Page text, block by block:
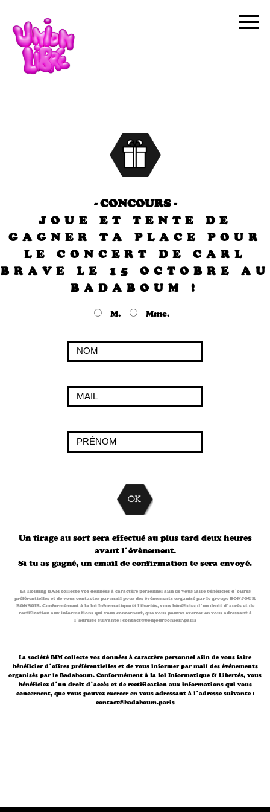
- CONCOURS -
JOUE ET TENTE DE
GAGNER TA PLACE POUR
LE CONCERT DE CARL
BRAVE LE 15 OCTOBRE AU
BADABOUM !
M. Mme.
Un tirage au sort sera effectué au plus tard deux heures
avant l’évènement.
Si tu as gagné, un email de confirmation te sera envoyé.
La Holding BAM collecte vos données à caractère personnel afin de vous faire bénéficier d’offres
préférentielles et de vous contacter par mail pour des événements organisé par le groupe BONJOUR
BONSOIR. Conformément à la loi Informatique & Libertés, vous bénéficiez d’un droit d’accès et de
rectification aux informations qui vous concernent, que vous pouvez exercer en vous adressant à
l’adresse suivante : contact@bonjourbonsoir.paris
La société BIM collecte vos données à caractère personnel afin de vous faire
bénéficier d’offres préférentielles et de vous informer par mail des événements
organisés par le Badaboum. Conformément à la loi Informatique & Libertés, vous
bénéficiez d’un droit d’accès et de rectification aux informations qui vous
concernent, que vous pouvez exercer en vous adressant à l’adresse suivante :
contact@badaboum.paris